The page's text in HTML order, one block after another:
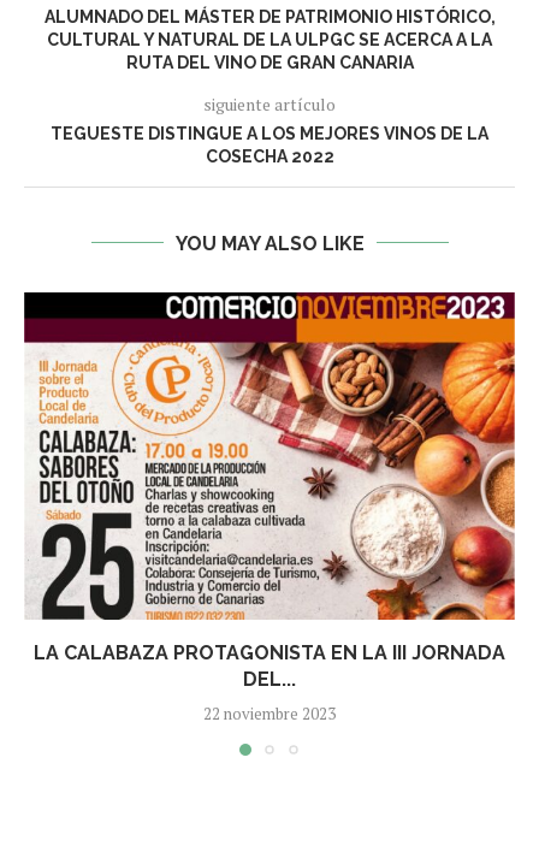
ALUMNADO DEL MÁSTER DE PATRIMONIO HISTÓRICO,
CULTURAL Y NATURAL DE LA ULPGC SE ACERCA A LA
RUTA DEL VINO DE GRAN CANARIA
siguiente artículo
TEGUESTE DISTINGUE A LOS MEJORES VINOS DE LA
COSECHA 2022
YOU MAY ALSO LIKE
LA CALABAZA PROTAGONISTA EN LA III JORNADA
DEL...
22 noviembre 2023